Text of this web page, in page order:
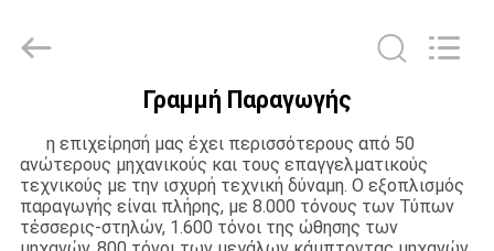
ΣΕΛΊΔΑ
ΠΡΟΪΌΝΤΑ
Ltd..
Γραμμή Παραγωγής
η επιχείρησή μας έχει περισσότερους από 50
ανώτερους μηχανικούς και τους επαγγελματικούς
τεχνικούς με την ισχυρή τεχνική δύναμη. Ο εξοπλισμός
παραγωγής είναι πλήρης, με 8.000 τόνους των Τύπων
τέσσερις-στηλών, 1.600 τόνοι της ώθησης των